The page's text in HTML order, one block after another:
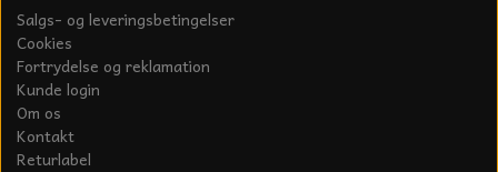
Salgs- og leveringsbetingelser
Cookies
Fortrydelse og reklamation
Kunde login
Om os
Kontakt
Returlabel